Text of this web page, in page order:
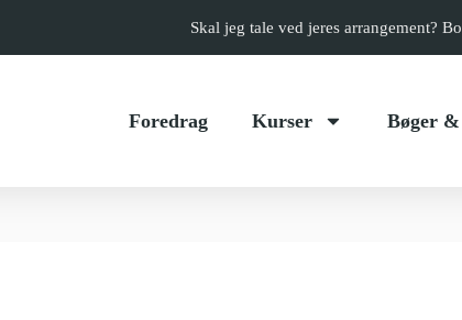
Skal jeg tale ved jeres arrangement?
Foredrag Kurser Bøger &